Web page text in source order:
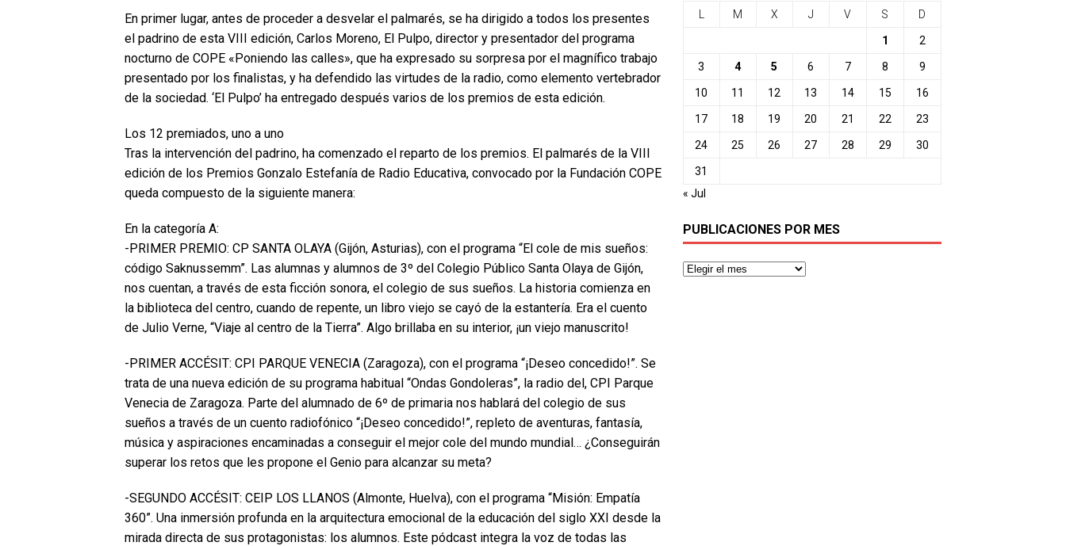
En primer lugar, antes de proceder a desvelar el palmarés, se ha dirigido a todos los presentes
el padrino de esta VIII edición, Carlos Moreno, El Pulpo, director y presentador del programa
nocturno de COPE «Poniendo las calles», que ha expresado su sorpresa por el magnífico trabajo
presentado por los finalistas, y ha defendido las virtudes de la radio, como elemento vertebrador
de la sociedad. ‘El Pulpo’ ha entregado después varios de los premios de esta edición.
Los 12 premiados, uno a uno
Tras la intervención del padrino, ha comenzado el reparto de los premios. El palmarés de la VIII
edición de los Premios Gonzalo Estefanía de Radio Educativa, convocado por la Fundación COPE
queda compuesto de la siguiente manera:
En la categoría A:
-PRIMER PREMIO: CP SANTA OLAYA (Gijón, Asturias), con el programa “El cole de mis sueños:
código Saknussemm”. Las alumnas y alumnos de 3º del Colegio Público Santa Olaya de Gijón,
nos cuentan, a través de esta ficción sonora, el colegio de sus sueños. La historia comienza en
la biblioteca del centro, cuando de repente, un libro viejo se cayó de la estantería. Era el cuento
de Julio Verne, “Viaje al centro de la Tierra”. Algo brillaba en su interior, ¡un viejo manuscrito!
-PRIMER ACCÉSIT: CPI PARQUE VENECIA (Zaragoza), con el programa “¡Deseo concedido!”. Se
trata de una nueva edición de su programa habitual “Ondas Gondoleras”, la radio del, CPI Parque
Venecia de Zaragoza. Parte del alumnado de 6º de primaria nos hablará del colegio de sus
sueños a través de un cuento radiofónico “¡Deseo concedido!”, repleto de aventuras, fantasía,
música y aspiraciones encaminadas a conseguir el mejor cole del mundo mundial… ¿Conseguirán
superar los retos que les propone el Genio para alcanzar su meta?
-SEGUNDO ACCÉSIT: CEIP LOS LLANOS (Almonte, Huelva), con el programa “Misión: Empatía
360”. Una inmersión profunda en la arquitectura emocional de la educación del siglo XXI desde la
mirada directa de sus protagonistas: los alumnos. Este pódcast integra la voz de todas las
L M X J V S D
1 2
3 4 5 6 7 8 9
10 11 12 13 14 15 16
17 18 19 20 21 22 23
24 25 26 27 28 29 30
31
« Jul
PUBLICACIONES POR MES